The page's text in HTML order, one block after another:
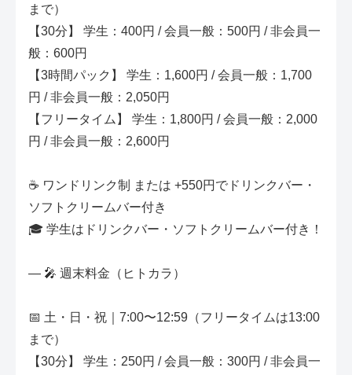
まで）
【30分】 学生：400円 / 会員一般：500円 / 非会員一
般：600円
【3時間パック】 学生：1,600円 / 会員一般：1,700
円 / 非会員一般：2,050円
【フリータイム】 学生：1,800円 / 会員一般：2,000
円 / 非会員一般：2,600円
☕ ワンドリンク制 または +550円でドリンクバー・
ソフトクリームバー付き
🎓 学生はドリンクバー・ソフトクリームバー付き！
— 🎤 週末料金（ヒトカラ）
📅 土・日・祝｜7:00〜12:59（フリータイムは13:00
まで）
【30分】 学生：250円 / 会員一般：300円 / 非会員一